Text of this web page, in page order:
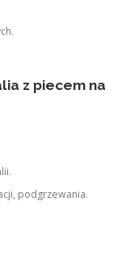
z piecem na
podgrzewania.